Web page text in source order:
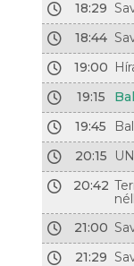
18:29
18:44
19:00
19:15
19:45
20:15
20:42
21:00
21:29